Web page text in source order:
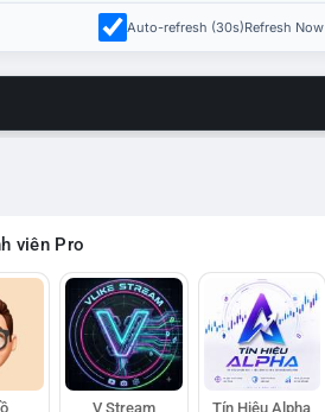
Auto-refresh (30s)Refresh Now
viên Pro
V Stream Tín Hiệu Alpha